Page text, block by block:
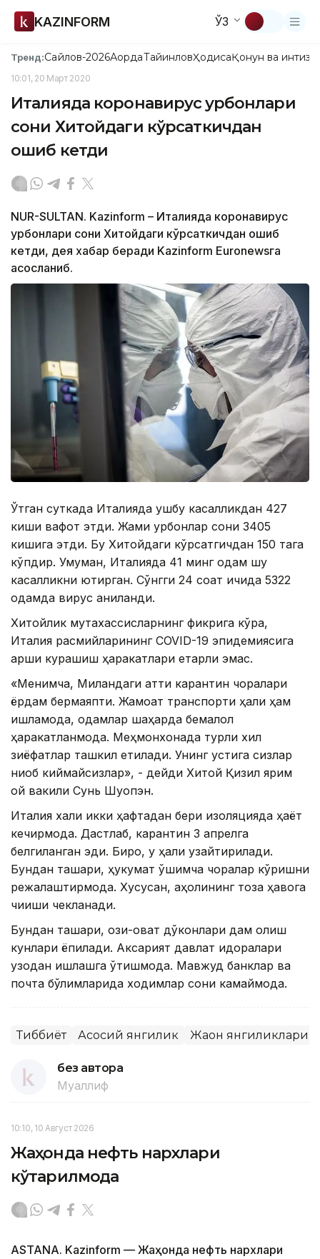
KAZINFORM ЎЗ
Тренд:Сайлов-2026АқордаТайинловҲодисаҚонун ва
10:01, 20 Март 2020
Италияда коронавирус қурбонлари
сони Хитойдаги кўрсаткичдан
ошиб кетди
NUR-SULTAN. Kazinform – Италияда коронавирус
қурбонлари сони Хитойдаги кўрсаткичдан ошиб
кетди, дея хабар беради Kazinform Euronewsга
асосланиб.
Ўтган суткада Италияда ушбу касалликдан 427
киши вафот этди. Жами қурбонлар сони 3405
кишига этди. Бу Хитойдаги кўрсатгичдан 150 тага
кўпдир. Умуман, Италияда 41 минг одам шу
касалликни юқтирган. Сўнгги 24 соат ичида 5322
одамда вирус аниқланди.
Хитойлик мутахассисларнинг фикрига кўра,
Италия расмийларининг COVID-19 эпидемиясига
қарши курашиш ҳаракатлари етарли эмас.
«Менимча, Миландаги қаттиқ карантин чоралари
ёрдам бермаяпти. Жамоат транспорти ҳали ҳам
ишламоқда, одамлар шаҳарда бемалол
ҳаракатланмоқда. Меҳмонхонада турли хил
зиёфатлар ташкил етилади. Унинг устига сизлар
ниқоб киймайсизлар», - дейди Хитой Қизил ярим
ой вакили Сунь Шуопэн.
Италия халқи икки ҳафтадан бери изоляцияда ҳаёт
кечирмоқда. Дастлаб, карантин 3 апрелга
белгиланган эди. Бироқ, у ҳали узайтирилади.
Бундан ташқари, ҳукумат қўшимча чоралар кўришни
режалаштирмоқда. Хусусан, аҳолининг тоза ҳавога
чиқиши чекланади.
Бундан ташқари, озиқ-овқат дўконлари дам олиш
кунлари ёпилади. Аксарият давлат идоралари
узоқдан ишлашга ўтишмоқда. Мавжуд банклар ва
почта бўлимларида ходимлар сони камаймоқда.
Тиббиёт Асосий янгилик Жаҳон янгиликлари
без автора
Муаллиф
10:10, 10 Август 2026
Жаҳонда нефть нархлари
кўтарилмоқда
ASTANA. Kazinform — Жаҳонда нефть нархлари